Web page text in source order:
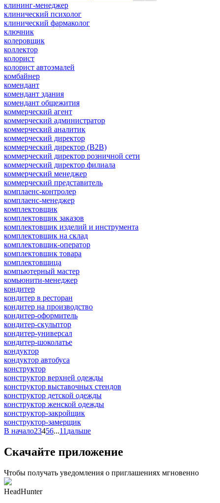
клининг-менеджер
клинический психолог
клинический фармаколог
ключник
колеровщик
коллектор
колорист
колорист автоэмалей
комбайнер
комендант
комендант здания
комендант общежития
коммерческий агент
коммерческий администратор
коммерческий аналитик
коммерческий директор
коммерческий директор (B2B)
коммерческий директор розничной сети
коммерческий директор филиала
коммерческий менеджер
коммерческий представитель
комплаенс-контролер
комплаенс-менеджер
комплектовщик
комплектовщик заказов
комплектовщик изделий и инструмента
комплектовщик на склад
комплектовщик-оператор
комплектовщик товара
комплектовщица
компьютерный мастер
комьюнити-менеджер
кондитер
кондитер в ресторан
кондитер на производство
кондитер-оформитель
кондитер-скульптор
кондитер-универсал
кондитер-шоколатье
кондуктор
кондуктор автобуса
конструктор
конструктор верхней одежды
конструктор выставочных стендов
конструктор детской одежды
конструктор женской одежды
конструктор-закройщик
конструктор-замерщик
В начало23456...11 дальше
Скачайте приложение
Чтобы получать уведомления о приглашениях мгновенно
HeadHunter